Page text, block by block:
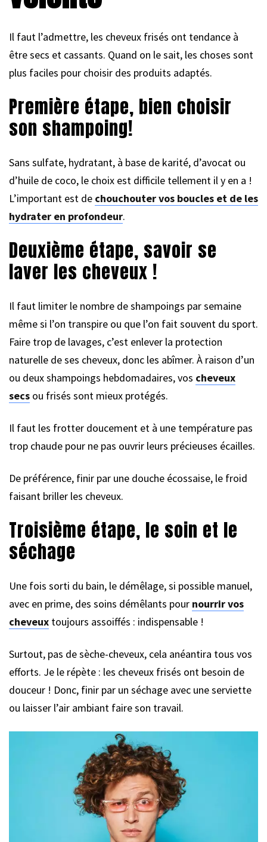
Il faut l’admettre, les cheveux frisés ont tendance à
être secs et cassants. Quand on le sait, les choses sont
plus faciles pour choisir des produits adaptés.
Première étape, bien choisir
son shampoing!
Sans sulfate, hydratant, à base de karité, d’avocat ou
d’huile de coco, le choix est difficile tellement il y en a !
L’important est de chouchouter vos boucles et de les
hydrater en profondeur.
Deuxième étape, savoir se
laver les cheveux !
Il faut limiter le nombre de shampoings par semaine
même si l’on transpire ou que l’on fait souvent du sport.
Faire trop de lavages, c’est enlever la protection
naturelle de ses cheveux, donc les abîmer. À raison d’un
ou deux shampoings hebdomadaires, vos cheveux
secs ou frisés sont mieux protégés.
Il faut les frotter doucement et à une température pas
trop chaude pour ne pas ouvrir leurs précieuses écailles.
De préférence, finir par une douche écossaise, le froid
faisant briller les cheveux.
Troisième étape, le soin et le
séchage
Une fois sorti du bain, le démêlage, si possible manuel,
avec en prime, des soins démêlants pour nourrir vos
cheveux toujours assoiffés : indispensable !
Surtout, pas de sèche-cheveux, cela anéantira tous vos
efforts. Je le répète : les cheveux frisés ont besoin de
douceur ! Donc, finir par un séchage avec une serviette
ou laisser l’air ambiant faire son travail.